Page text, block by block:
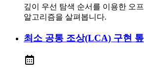
깊이 우선 탐색 순서를 이용한 오
알고리즘을 살펴봅니다.
최소 공통 조상(LCA) 구현